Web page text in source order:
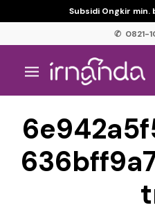
Subsidi Ongkir min.
✆ 0821-